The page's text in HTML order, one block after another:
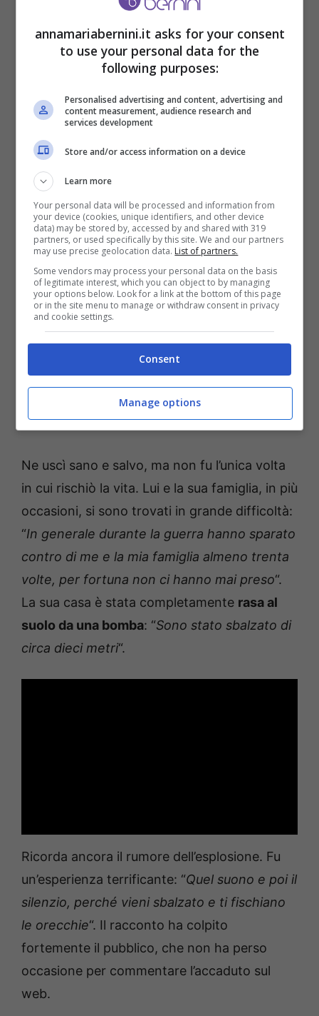
suoi timori si sono avverati: “Una volta mi
sono fatto una doccia all’aperto, sì, mi sono
nevicava…Avevo bisogno di lavarmi, ma
trovato un cecchino e mi ha sparato mentre
ero lì nel fiume“.
Grande Fratello, il racconto inaspettato sciocca il pubblico:
gli hanno sparato – (IG @grandefratellotv) –
Ne uscì sano e salvo, ma non fu l’unica volta
in cui rischiò la vita. Lui e la sua famiglia, in più
occasioni, si sono trovati in grande difficoltà:
“In generale durante la guerra hanno sparato
contro di me e la mia famiglia almeno trenta
volte, per fortuna non ci hanno mai preso“.
La sua casa è stata completamente rasa al
suolo da una bomba: “Sono stato sbalzato di
circa dieci metri“.
Ricorda ancora il rumore dell’esplosione. Fu
un’esperienza terrificante: “Quel suono e poi il
silenzio, perché vieni sbalzato e ti fischiano
le orecchie“. Il racconto ha colpito
fortemente il pubblico, che non ha perso
occasione per commentare l’accaduto sul
web.
annamariabernini.it asks for your consent
to use your personal data for the
following purposes:
Personalised advertising and content, advertising and
content measurement, audience research and
services development
Store and/or access information on a device
Learn more
Your personal data will be processed and information from
your device (cookies, unique identifiers, and other device
data) may be stored by, accessed by and shared with 319
partners, or used specifically by this site. We and our partners
may use precise geolocation data. List of partners.
Some vendors may process your personal data on the basis
of legitimate interest, which you can object to by managing
your options below. Look for a link at the bottom of this page
or in the site menu to manage or withdraw consent in privacy
and cookie settings.
Consent
Manage options